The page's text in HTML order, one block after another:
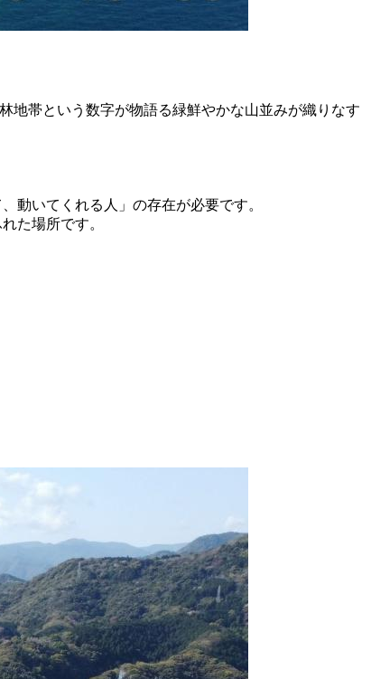
地帯という数字が物語る緑鮮やかな山並みが織りなす
動いてくれる人」の存在が必要です。
た場所です。